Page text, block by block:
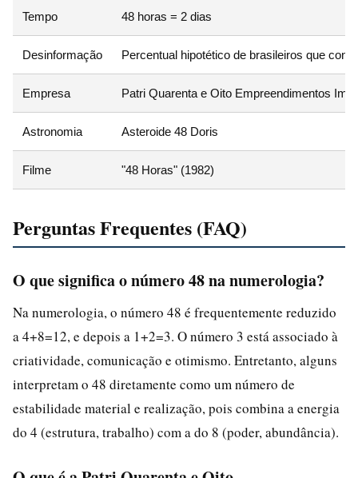
Tempo 48 horas = 2 dias
Desinformação Percentual hipotético de brasileiros que
Empresa Patri Quarenta e Oito Empreendimentos
Astronomia Asteroide 48 Doris
Filme "48 Horas" (1982)
Perguntas Frequentes (FAQ)
O que significa o número 48 na numerologia?
Na numerologia, o número 48 é frequentemente reduzido
a 4+8=12, e depois a 1+2=3. O número 3 está associado à
criatividade, comunicação e otimismo. Entretanto, alguns
interpretam o 48 diretamente como um número de
estabilidade material e realização, pois combina a energia
do 4 (estrutura, trabalho) com a do 8 (poder, abundância).